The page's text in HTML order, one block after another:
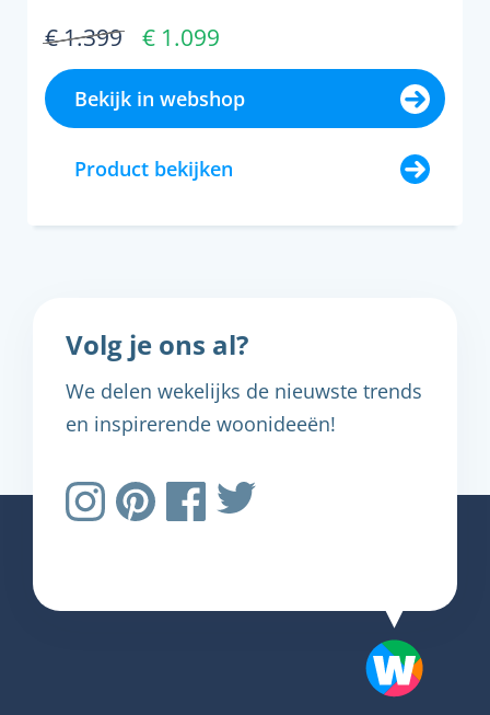
€ 1.399 € 1.099
Bekijk in webshop
Product bekijken
Volg je ons al?
We delen wekelijks de nieuwste trends
en inspirerende woonideeën!